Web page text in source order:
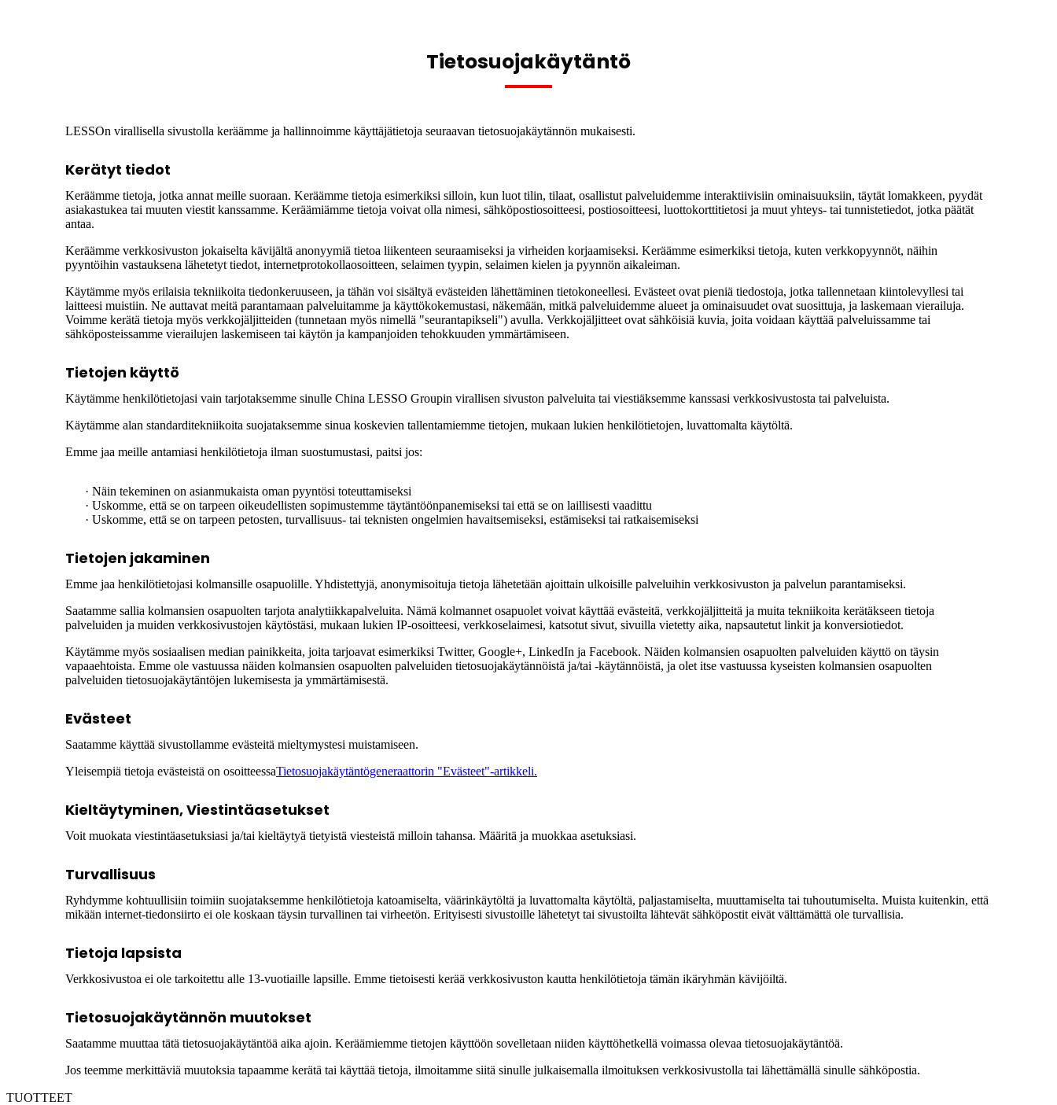
Tietosuojakäytäntö
LESSOn virallisella sivustolla keräämme ja hallinnoimme käyttäjätietoja seuraavan tietosuojakäytännön mukaisesti.
Kerätyt tiedot
Keräämme tietoja, jotka annat meille suoraan. Keräämme tietoja esimerkiksi silloin, kun luot tilin, tilaat, osallistut palveluidemme interaktiivisiin ominaisuuksiin, täytät lomakkeen, pyydät
asiakastukea tai muuten viestit kanssamme. Keräämiämme tietoja voivat olla nimesi, sähköpostiosoitteesi, postiosoitteesi, luottokorttitietosi ja muut yhteys- tai tunnistetiedot, jotka päätät
antaa.
Keräämme verkkosivuston jokaiselta kävijältä anonyymiä tietoa liikenteen seuraamiseksi ja virheiden korjaamiseksi. Keräämme esimerkiksi tietoja, kuten verkkopyynnöt, näihin
pyyntöihin vastauksena lähetetyt tiedot, internetprotokollaosoitteen, selaimen tyypin, selaimen kielen ja pyynnön aikaleiman.
Käytämme myös erilaisia ​​tekniikoita tiedonkeruuseen, ja tähän voi sisältyä evästeiden lähettäminen tietokoneellesi. Evästeet ovat pieniä tiedostoja, jotka tallennetaan kiintolevyllesi tai
laitteesi muistiin. Ne auttavat meitä parantamaan palveluitamme ja käyttökokemustasi, näkemään, mitkä palveluidemme alueet ja ominaisuudet ovat suosittuja, ja laskemaan vierailuja.
Voimme kerätä tietoja myös verkkojäljitteiden (tunnetaan myös nimellä "seurantapikseli") avulla. Verkkojäljitteet ovat sähköisiä kuvia, joita voidaan käyttää palveluissamme tai
sähköposteissamme vierailujen laskemiseen tai käytön ja kampanjoiden tehokkuuden ymmärtämiseen.
Tietojen käyttö
Käytämme henkilötietojasi vain tarjotaksemme sinulle China LESSO Groupin virallisen sivuston palveluita tai viestiäksemme kanssasi verkkosivustosta tai palveluista.
Käytämme alan standarditekniikoita suojataksemme sinua koskevien tallentamiemme tietojen, mukaan lukien henkilötietojen, luvattomalta käytöltä.
Emme jaa meille antamiasi henkilötietoja ilman suostumustasi, paitsi jos:
· Näin tekeminen on asianmukaista oman pyyntösi toteuttamiseksi
· Uskomme, että se on tarpeen oikeudellisten sopimustemme täytäntöönpanemiseksi tai että se on laillisesti vaadittu
· Uskomme, että se on tarpeen petosten, turvallisuus- tai teknisten ongelmien havaitsemiseksi, estämiseksi tai ratkaisemiseksi
Tietojen jakaminen
Emme jaa henkilötietojasi kolmansille osapuolille. Yhdistettyjä, anonymisoituja tietoja lähetetään ajoittain ulkoisille palveluihin verkkosivuston ja palvelun parantamiseksi.
Saatamme sallia kolmansien osapuolten tarjota analytiikkapalveluita. Nämä kolmannet osapuolet voivat käyttää evästeitä, verkkojäljitteitä ja muita tekniikoita kerätäkseen tietoja
palveluiden ja muiden verkkosivustojen käytöstäsi, mukaan lukien IP-osoitteesi, verkkoselaimesi, katsotut sivut, sivuilla vietetty aika, napsautetut linkit ja konversiotiedot.
Käytämme myös sosiaalisen median painikkeita, joita tarjoavat esimerkiksi Twitter, Google+, LinkedIn ja Facebook. Näiden kolmansien osapuolten palveluiden käyttö on täysin
vapaaehtoista. Emme ole vastuussa näiden kolmansien osapuolten palveluiden tietosuojakäytännöistä ja/tai -käytännöistä, ja olet itse vastuussa kyseisten kolmansien osapuolten
palveluiden tietosuojakäytäntöjen lukemisesta ja ymmärtämisestä.
Evästeet
Saatamme käyttää sivustollamme evästeitä mieltymystesi muistamiseen.
Yleisempiä tietoja evästeistä on osoitteessaTietosuojakäytäntögeneraattorin "Evästeet"-artikkeli.
Kieltäytyminen, Viestintäasetukset
Voit muokata viestintäasetuksiasi ja/tai kieltäytyä tietyistä viesteistä milloin tahansa. Määritä ja muokkaa asetuksiasi.
Turvallisuus
Ryhdymme kohtuullisiin toimiin suojataksemme henkilötietoja katoamiselta, väärinkäytöltä ja luvattomalta käytöltä, paljastamiselta, muuttamiselta tai tuhoutumiselta. Muista kuitenkin, että
mikään internet-tiedonsiirto ei ole koskaan täysin turvallinen tai virheetön. Erityisesti sivustoille lähetetyt tai sivustoilta lähtevät sähköpostit eivät välttämättä ole turvallisia.
Tietoja lapsista
Verkkosivustoa ei ole tarkoitettu alle 13-vuotiaille lapsille. Emme tietoisesti kerää verkkosivuston kautta henkilötietoja tämän ikäryhmän kävijöiltä.
Tietosuojakäytännön muutokset
Saatamme muuttaa tätä tietosuojakäytäntöä aika ajoin. Keräämiemme tietojen käyttöön sovelletaan niiden käyttöhetkellä voimassa olevaa tietosuojakäytäntöä.
Jos teemme merkittäviä muutoksia tapaamme kerätä tai käyttää tietoja, ilmoitamme siitä sinulle julkaisemalla ilmoituksen verkkosivustolla tai lähettämällä sinulle sähköpostia.
TUOTTEET